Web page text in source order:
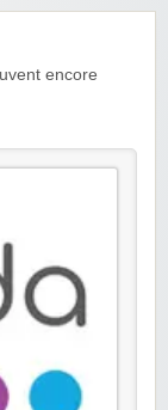
encore